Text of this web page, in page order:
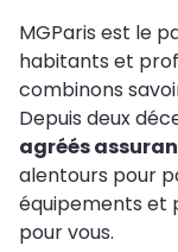
MGParis est le
habitants et
combinons
Depuis deux
agréés
alentours pour
équipements et
pour vous.